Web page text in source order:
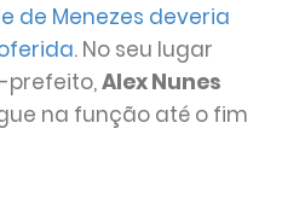
de Menezes deveria
. No seu lugar
prefeito,Alex Nunes
na função até o fim